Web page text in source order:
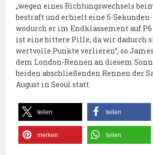
„wegen eines Richtungswechsels
bestraft und erhielt eine 5-
wodurch er im Endklassement auf P6
ist eine bittere Pille, da wir dadurch
wertvolle Punkte verlieren“, so
dem London-Rennen an diesem
beiden abschließenden Rennen der
August in Seoul statt.
teilen teilen
merken teilen